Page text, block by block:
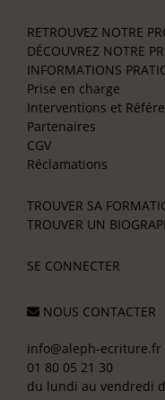
RETROUVEZ NOTRE
DÉCOUVREZ NOTRE
INFORMATIONS
Prise en charge
Interventions et
Partenaires
CGV
Réclamations
TROUVER SA
TROUVER UN
SE CONNECTER
NOUS CONTACTER
info@aleph-ecriture.fr
01 80 05 21 30
du lundi au vendredi